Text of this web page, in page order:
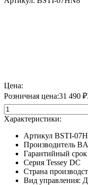
Цена:
Розничная цена:31 490 ₽
Характеристики:
Артикул BSTI-
Производитель
Гарантийный срок
Серия Tessey DC
Страна
Вид управления: